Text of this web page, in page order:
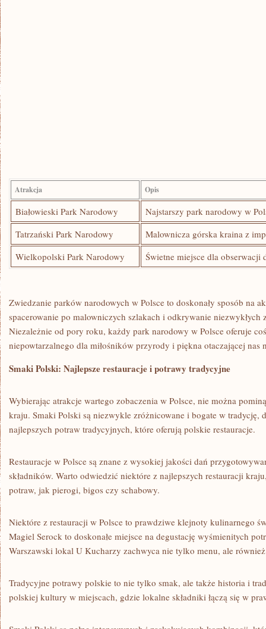
Atrakcja Opis
Białowieski Park Narodowy
Najstarszy​ park narodowy w
Tatrzański Park Narodowy
Malownicza górska kraina z
Wielkopolski Park ‌Narodowy
Świetne ‍miejsce dla obserwacji
Zwiedzanie​ parków narodowych‌ w Polsce to doskonały ⁤sposób na
spacerowanie po malowniczych szlakach i ⁤odkrywanie
Niezależnie od‍ pory roku,​ każdy park narodowy w Polsce oferuje
niepowtarzalnego dla ⁣miłośników⁢ przyrody ⁤i‍ piękna⁢ otaczającej ‍nas‍
Smaki‍ Polski: ⁣Najlepsze restauracje i⁤ potrawy tradycyjne
Wybierając⁤ atrakcje wartego zobaczenia‍ w Polsce, nie można⁣
kraju. Smaki​ Polski są niezwykle zróżnicowane ⁣i bogate​ w⁣ tradycję,‌
najlepszych potraw tradycyjnych, które oferują polskie restauracje.
Restauracje⁢ w ‌Polsce ⁣są ‍znane z wysokiej jakości dań
składników.⁤ Warto ⁢odwiedzić​ niektóre z najlepszych‌ restauracji
potraw, jak ​pierogi, ⁢bigos ‍czy schabowy.
Niektóre z restauracji w Polsce to prawdziwe klejnoty‍ kulinarnego
⁤Magiel‍ Serock‌ to doskonałe miejsce na⁣ degustację wyśmienitych
Warszawski ​lokal ‌U Kucharzy ​zachwyca nie tylko‍ menu,​ ale‍
Tradycyjne⁣ potrawy polskie‌ to nie tylko smak, ale także historia i
polskiej kultury ​w miejscach, gdzie lokalne składniki łączą się ⁢w